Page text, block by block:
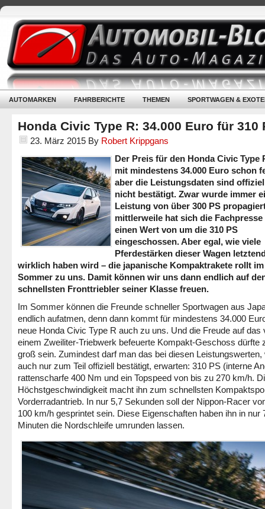
AUTOMARKEN FAHRBERICHTE THEMEN SPORTWAGEN &
Honda Civic Type R: 34.000 Euro für 310
23. März 2015 By Robert Krippgans
Der Preis für den Honda Civic Type
mit mindestens 34.000 Euro schon
aber die Leistungsdaten sind
nicht bestätigt. Zwar wurde immer
Leistung von über 300 PS
mittlerweile hat sich die Fachpresse
einen Wert von um die 310 PS
eingeschossen. Aber egal, wie viele
Pferdestärken dieser Wagen
wirklich haben wird – die japanische Kompaktrakete rollt im
Sommer zu uns. Damit können wir uns dann endlich auf
schnellsten Fronttriebler seiner Klasse freuen.
Im Sommer können die Freunde schneller Sportwagen aus
endlich aufatmen, denn dann kommt für mindestens 34.000
neue Honda Civic Type R auch zu uns. Und die Freude auf das
einem Zweiliter-Triebwerk befeuerte Kompakt-Geschoss dürfte
groß sein. Zumindest darf man das bei diesen Leistungswerten,
auch nur zum Teil offiziell bestätigt, erwarten: 310 PS (interne
rattenscharfe 400 Nm und ein Topspeed von bis zu 270 km/h.
Höchstgeschwindigkeit macht ihn zum schnellsten
Vorderradantrieb. In nur 5,7 Sekunden soll der Nippon-Racer
100 km/h gesprintet sein. Diese Eigenschaften haben ihn in nur
Minuten die Nordschleife umrunden lassen.